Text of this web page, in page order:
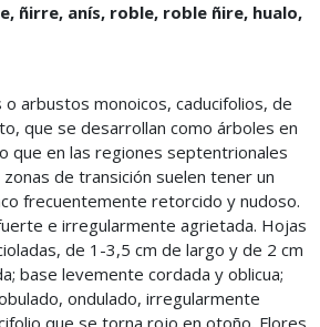
ñirre, anís, roble, roble ñire, hualo,
o arbustos monoicos, caducifolios, de
que se desarrollan como árboles en
que en las regiones septentrionales
de transición suelen tener un
frecuentemente retorcido y nudoso.
e irregularmente agrietada. Hojas
de 1-3,5 cm de largo y de 2 cm
base levemente cordada y oblicua;
ondulado, irregularmente
que se torna rojo en otoño. Flores